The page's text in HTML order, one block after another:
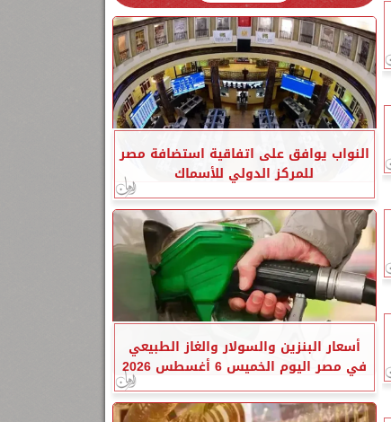
النواب يوافق على اتفاقية استضافة مصر
للمركز الدولي للأسماك
أسعار البنزين والسولار والغاز الطبيعي
في مصر اليوم الخميس 6 أغسطس 2026